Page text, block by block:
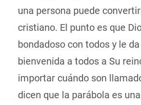
una persona puede
cristiano. El punto es que
bondadoso con todos y le
bienvenida a todos a Su
importar cuándo son
dicen que la parábola es